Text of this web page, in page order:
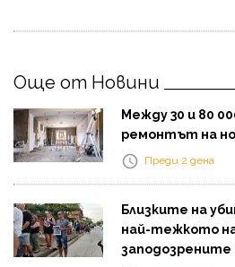
Още от Новини
Между 30 и 80
ремонтът на
Преди 2 дена
Близките на
най-тежкото
заподозрените